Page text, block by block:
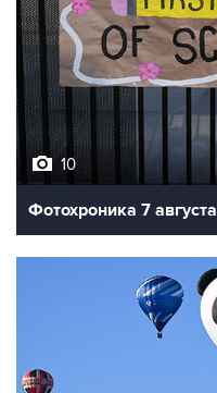
10
Фотохроника 7 августа